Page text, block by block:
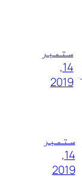
ستمبر
14,
2019
ستمبر
14,
2019